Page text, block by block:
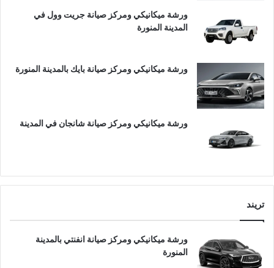
ورشة ميكانيكي ومركز صيانة جريت وول في
المدينة المنورة
ورشة ميكانيكي ومركز صيانة بايك بالمدينة المنورة
ورشة ميكانيكي ومركز صيانة شانجان في المدينة
تريند
ورشة ميكانيكي ومركز صيانة انفنتي بالمدينة
المنورة